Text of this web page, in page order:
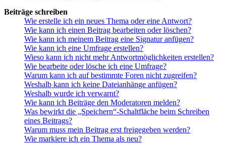
Beiträge schreiben
Wie erstelle ich ein neues Thema oder eine Antwort?
Wie kann ich einen Beitrag bearbeiten oder löschen?
Wie kann ich meinem Beitrag eine Signatur anfügen?
Wie kann ich eine Umfrage erstellen?
Wieso kann ich nicht mehr Antwortmöglichkeiten erstellen?
Wie bearbeite oder lösche ich eine Umfrage?
Warum kann ich auf bestimmte Foren nicht zugreifen?
Weshalb kann ich keine Dateianhänge anfügen?
Weshalb wurde ich verwarnt?
Wie kann ich Beiträge den Moderatoren melden?
Was bewirkt die „Speichern“-Schaltfläche beim Schreiben
eines Beitrags?
Warum muss mein Beitrag erst freigegeben werden?
Wie markiere ich ein Thema als neu?